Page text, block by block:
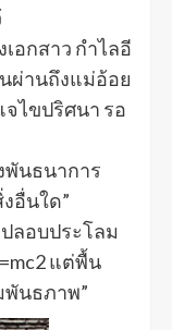
อกสาว กำไลอี
ผ่านถึงแม่อ้อย
ไขปริศนา รอ
นธนาการ
อื่นใด”
ลอบประโลม
แต่พื้น
พันธภาพ”